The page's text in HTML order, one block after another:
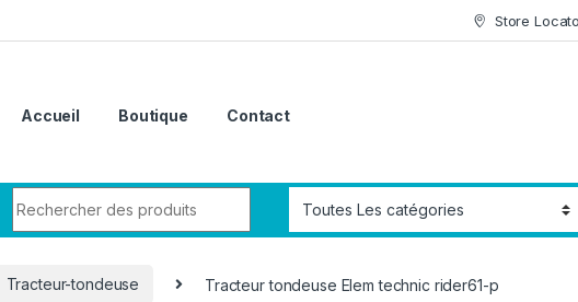
Store
Accueil Boutique Contact
Tracteur-tondeuse Tracteur tondeuse Elem technic rider61-p